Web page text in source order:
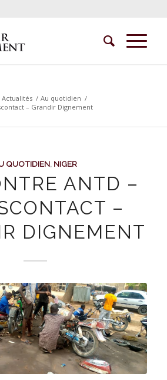
Actualités / Au quotidien /
– Grandir Dignement
QUOTIDIEN, NIGER
ANTD –
–
DIGNEMENT